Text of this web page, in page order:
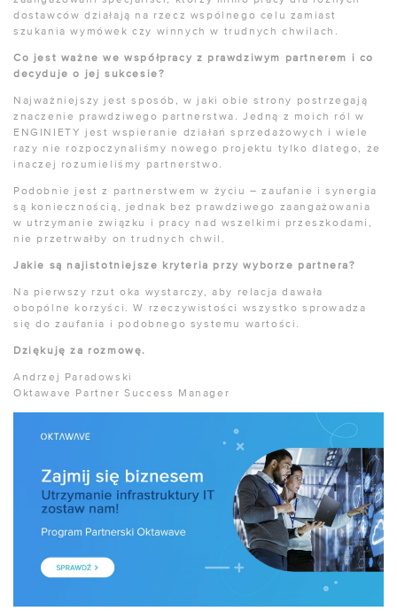
dostawców działają na rzecz wspólnego celu zamiast
szukania wymówek czy winnych w trudnych chwilach.
Co jest ważne we współpracy z prawdziwym partnerem i co
decyduje o jej sukcesie?
Najważniejszy jest sposób, w jaki obie strony postrzegają
znaczenie prawdziwego partnerstwa. Jedną z moich ról w
ENGINIETY jest wspieranie działań sprzedażowych i wiele
razy nie rozpoczynaliśmy nowego projektu tylko dlatego, że
inaczej rozumieliśmy partnerstwo.
Podobnie jest z partnerstwem w życiu – zaufanie i synergia
są koniecznością, jednak bez prawdziwego zaangażowania
w utrzymanie związku i pracy nad wszelkimi przeszkodami,
nie przetrwałby on trudnych chwil.
Jakie są najistotniejsze kryteria przy wyborze partnera?
Na pierwszy rzut oka wystarczy, aby relacja dawała
obopólne korzyści. W rzeczywistości wszystko sprowadza
się do zaufania i podobnego systemu wartości.
Dziękuję za rozmowę.
Andrzej Paradowski
Oktawave Partner Success Manager